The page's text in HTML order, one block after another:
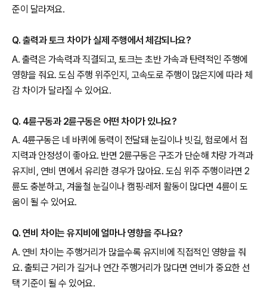
준이 달라져요.
Q. 출력과 토크 차이가 실제 주행에서 체감되나요?
A. 출력은 가속력과 직결되고, 토크는 초반 가속과 탄력적인 주행에
영향을 줘요. 도심 주행 위주인지, 고속도로 주행이 많은지에 따라 체
감 차이가 달라질 수 있어요.
Q. 4륜구동과 2륜구동은 어떤 차이가 있나요?
A. 4륜구동은 네 바퀴에 동력이 전달돼 눈길이나 빗길, 험로에서 접
지력과 안정성이 좋아요. 반면 2륜구동은 구조가 단순해 차량 가격과
유지비, 연비 면에서 유리한 경우가 많아요. 도심 위주 주행이라면 2
륜도 충분하고, 겨울철 눈길이나 캠핑·레저 활동이 많다면 4륜이 도
움이 될 수 있어요.
Q. 연비 차이는 유지비에 얼마나 영향을 주나요?
A. 연비 차이는 주행거리가 많을수록 유지비에 직접적인 영향을 줘
요. 출퇴근 거리가 길거나 연간 주행거리가 많다면 연비가 중요한 선
택 기준이 될 수 있어요.